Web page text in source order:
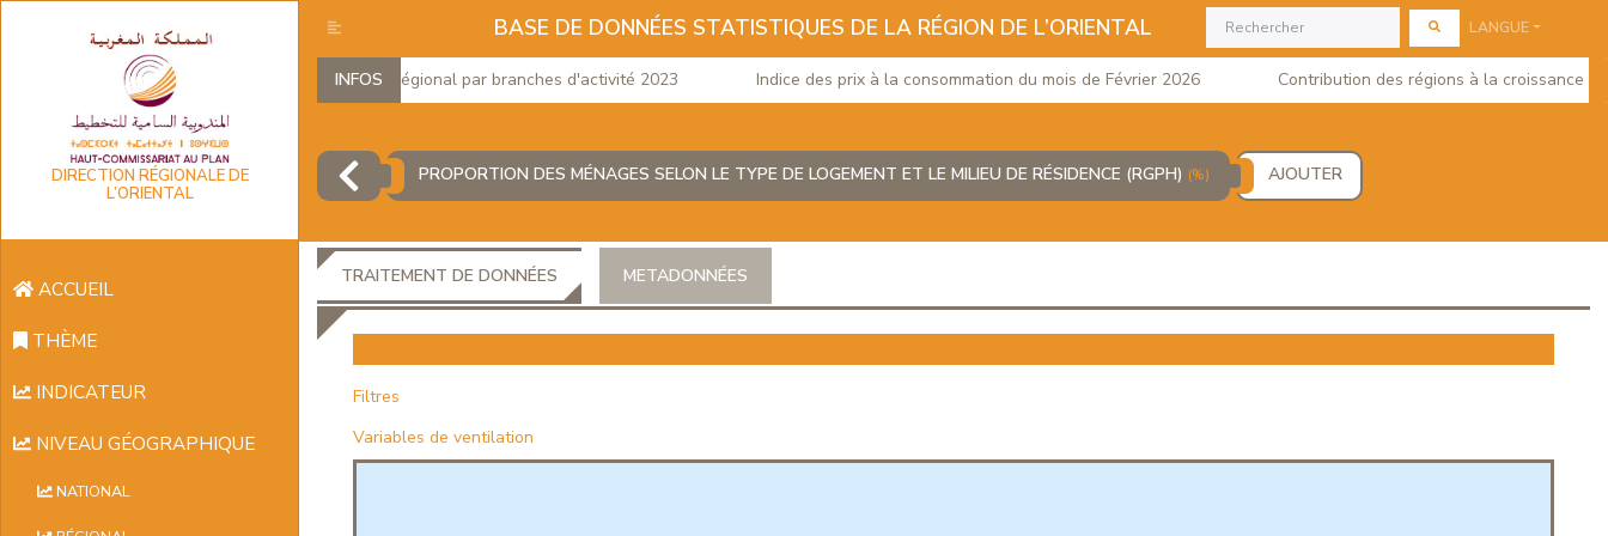
DIRECTION RÉGIONALE DE
L’ORIENTAL
ACCUEIL
THÈME
INDICATEUR
NIVEAU GÉOGRAPHIQUE
NATIONAL
BASE DE DONNÉES STATISTIQUES DE LA RÉGION DE L’ORIENTAL LANGUE
INFOS
Produit Intérieur Brut Régional par branches d'activité 2023 Indice des prix à la consommation du mois de Février 2026 Contribution des régions à la croissance du
PROPORTION DES MÉNAGES SELON LE TYPE DE LOGEMENT ET LE MILIEU DE RÉSIDENCE (RGPH) (%) AJOUTER
TRAITEMENT DE DONNÉES METADONNÉES
Filtres
Variables de ventilation